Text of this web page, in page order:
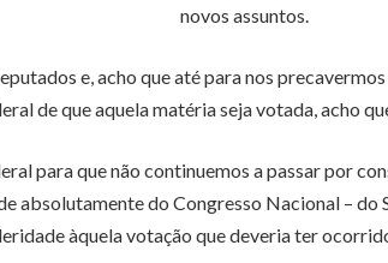
novos assuntos.
e, acho que até para nos
de que aquela matéria seja votada, acho
para que não continuemos a passar por
do Congresso Nacional – do
àquela votação que deveria ter